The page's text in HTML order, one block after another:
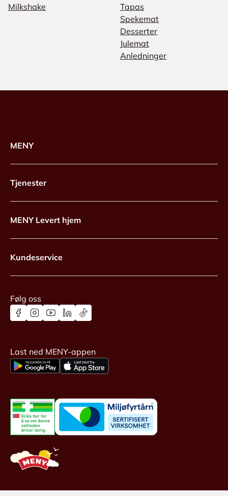
Milkshake
Tapas
Spekemat
Desserter
Julemat
Anledninger
MENY
Tjenester
MENY Levert hjem
Kundeservice
Følg oss
Last ned MENY-appen